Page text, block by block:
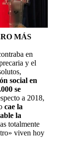
MÁS
en
y el
social en
se
a 2018,
cae la
la
totalmente
viven hoy